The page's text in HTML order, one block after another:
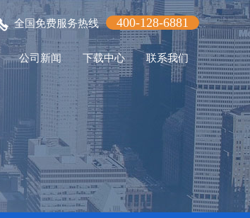
全国免费服务热线 400-128-6881
公司新闻 下载中心 联系我们